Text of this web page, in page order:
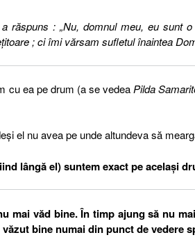
răspuns : „Nu, domnul meu, eu sunt
; ci îmi vărsam sufletul înaintea
cu ea pe drum (a se vedea Pilda
el nu avea pe unde altundeva să
lângă el) suntem exact pe același
mai văd bine. În timp ajung să nu
bine numai din punct de vedere